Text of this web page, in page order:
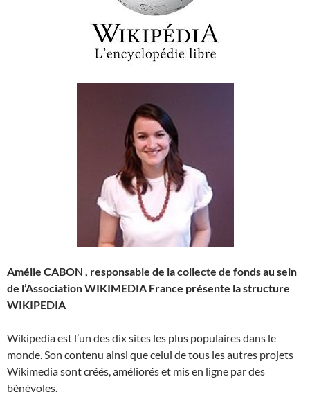
Amélie CABON , responsable de la collecte de fonds au sein
de l’Association WIKIMEDIA France présente la structure
WIKIPEDIA
Wikipedia est l’un des dix sites les plus populaires dans le
monde. Son contenu ainsi que celui de tous les autres projets
Wikimedia sont créés, améliorés et mis en ligne par des
bénévoles.